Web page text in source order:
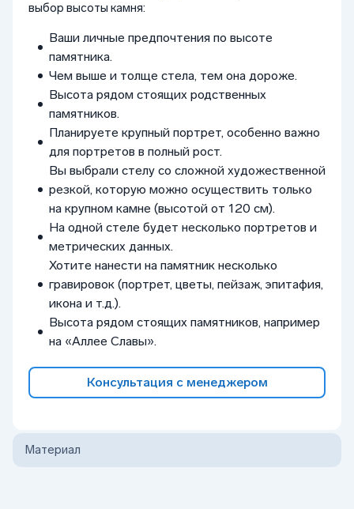
выбор высоты камня:
Ваши личные предпочтения по высоте
памятника.
Чем выше и толще стела, тем она дороже.
Высота рядом стоящих родственных
памятников.
Планируете крупный портрет, особенно важно
для портретов в полный рост.
Вы выбрали стелу со сложной художественной
резкой, которую можно осуществить только
на крупном камне (высотой от 120 см).
На одной стеле будет несколько портретов и
метрических данных.
Хотите нанести на памятник несколько
гравировок (портрет, цветы, пейзаж, эпитафия,
икона и т.д.).
Высота рядом стоящих памятников, например
на «Аллее Славы».
Консультация с менеджером
Материал